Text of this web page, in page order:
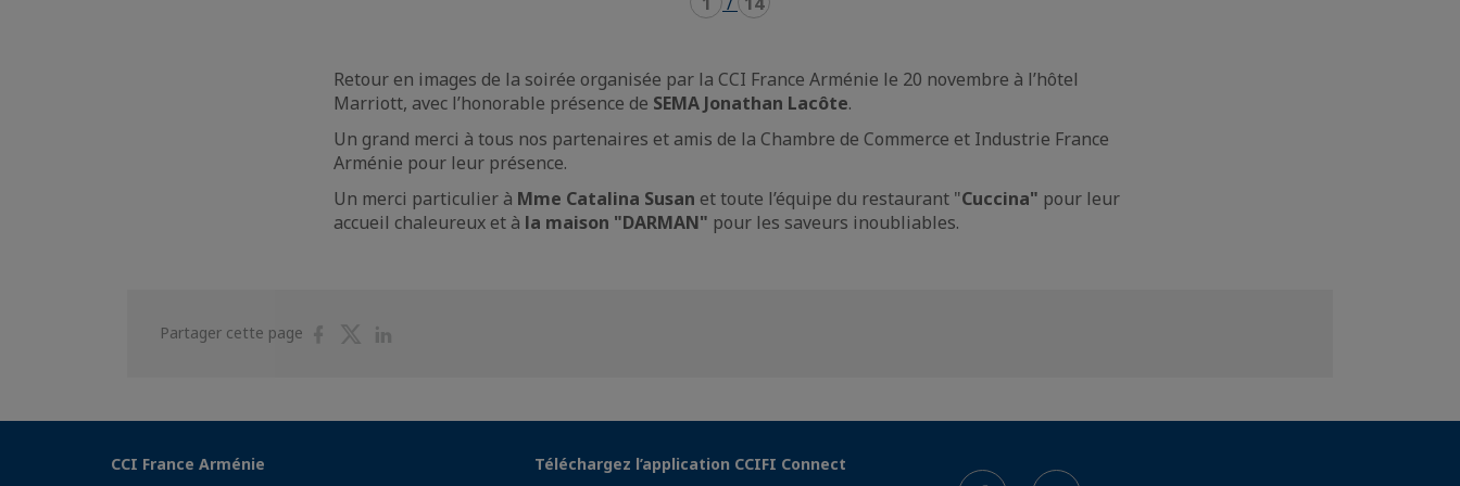
Retour en images de la soirée organisée par la CCI France Arménie le 20 novembre à l’hôtel
Marriott, avec l’honorable présence de SEMA Jonathan Lacôte.
Un grand merci à tous nos partenaires et amis de la Chambre de Commerce et Industrie France
Arménie pour leur présence.
Un merci particulier à Mme Catalina Susan et toute l’équipe du restaurant "Cuccina" pour leur
accueil chaleureux et à la maison "DARMAN" pour les saveurs inoubliables.
Partager cette page
PartagerPartager
CCI France Arménie Téléchargez l’application CCIFI Connect